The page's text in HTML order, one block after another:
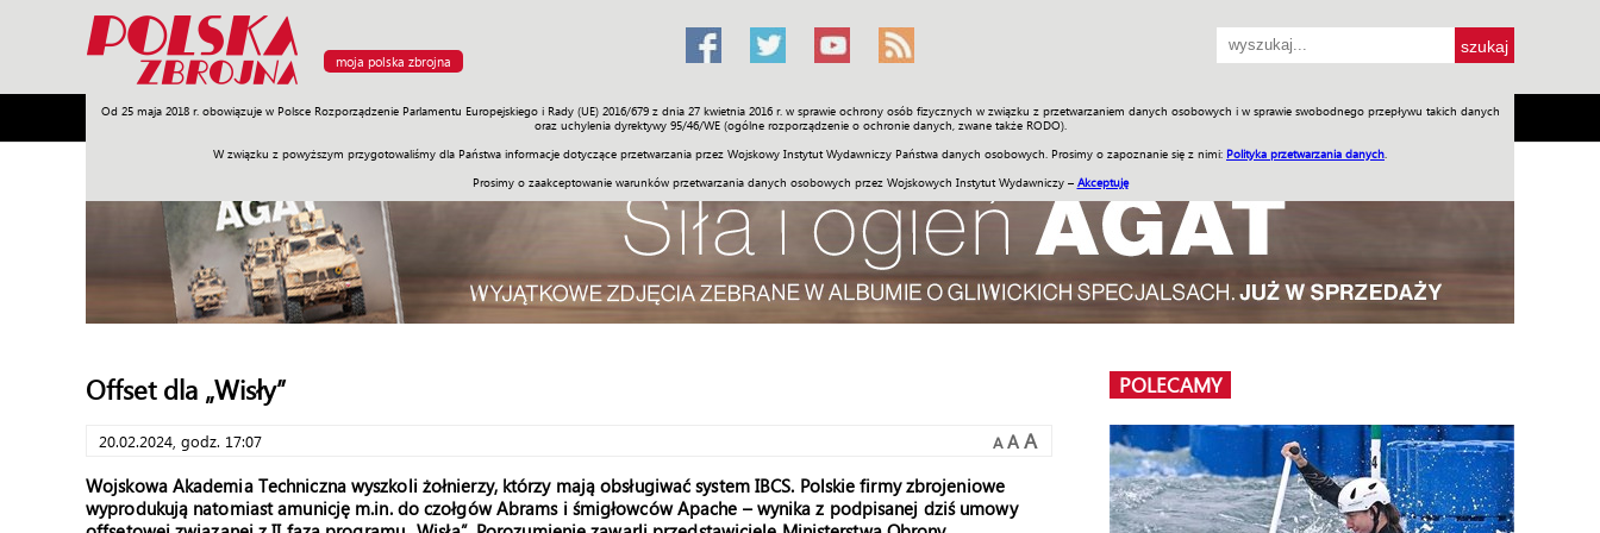
moja polska zbrojna
Od 25 maja 2018 r. obowiązuje w Polsce Rozporządzenie Parlamentu Europejskiego i Rady (UE) 2016/679 z dnia 27 kwietnia 2016 r. w sprawie ochrony osób fizycznych w związku z przetwarzaniem danych osobowych i w sprawie swobodnego przepływu takich danych
oraz uchylenia dyrektywy 95/46/WE (ogólne rozporządzenie o ochronie danych, zwane także RODO).
W związku z powyższym przygotowaliśmy dla Państwa informacje dotyczące przetwarzania przez Wojskowy Instytut Wydawniczy Państwa danych osobowych. Prosimy o zapoznanie się z nimi: Polityka przetwarzania danych
Prosimy o zaakceptowanie warunków przetwarzania danych osobowych przez Wojskowych Instytut Wydawniczy – Akceptuję
Armia Poligon Sprzęt Misje Polityka Prawo Świat Społeczność Sport Historia Galerie Wideo ENGLISH SKLEP Jednodniówki Praca w WIW
Offset dla „Wisły”
20.02.2024, godz. 17:07 A A A
Wojskowa Akademia Techniczna wyszkoli żołnierzy, którzy mają obsługiwać system IBCS. Polskie firmy zbrojeniowe
wyprodukują natomiast amunicję m.in. do czołgów Abrams i śmigłowców Apache – wynika z podpisanej dziś umowy
POLECAMY